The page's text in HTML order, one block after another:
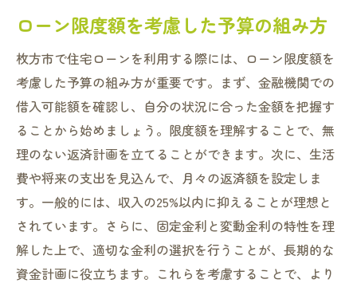
ローン限度額を考慮した予算の組み方
枚方市で住宅ローンを利用する際には、ローン限度額を
考慮した予算の組み方が重要です。まず、金融機関での
借入可能額を確認し、自分の状況に合った金額を把握す
ることから始めましょう。限度額を理解することで、無
理のない返済計画を立てることができます。次に、生活
費や将来の支出を見込んで、月々の返済額を設定しま
す。一般的には、収入の25%以内に抑えることが理想と
されています。さらに、固定金利と変動金利の特性を理
解した上で、適切な金利の選択を行うことが、長期的な
資金計画に役立ちます。これらを考慮することで、より